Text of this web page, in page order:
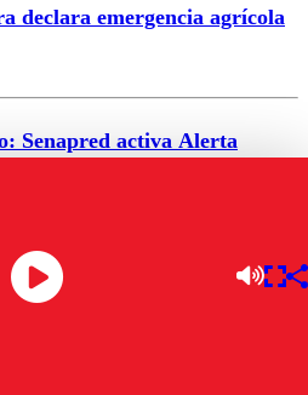
declara emergencia agrícola
Senapred activa Alerta